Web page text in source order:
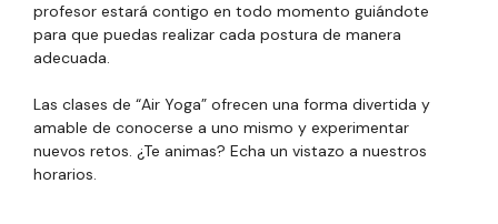
profesor estará contigo en todo momento guiándote
para que puedas realizar cada postura de manera
adecuada.
Las clases de “Air Yoga” ofrecen una forma divertida y
amable de conocerse a uno mismo y experimentar
nuevos retos. ¿Te animas? Echa un vistazo a nuestros
horarios.